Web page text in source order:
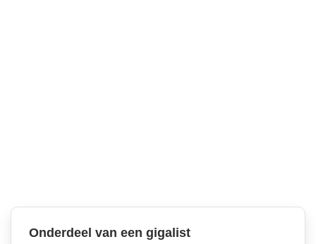
Onderdeel van een gigalist